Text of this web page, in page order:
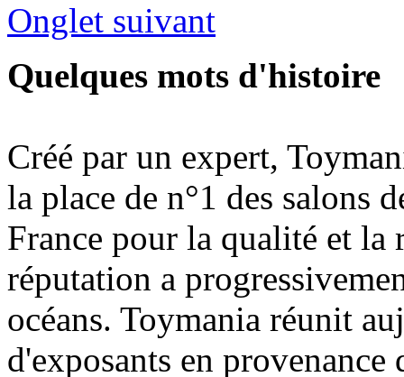
Onglet suivant
Quelques mots d'histoire
Créé par un expert,
la place de n°1 des salons
France pour la qualité et la
réputation a
océans. Toymania réunit
d'exposants en